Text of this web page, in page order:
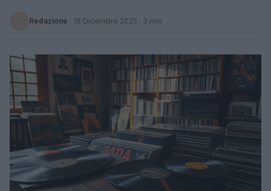
Redazione · 16 Dicembre 2025 · 3 min